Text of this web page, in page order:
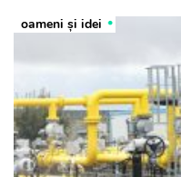
oameni şi idei